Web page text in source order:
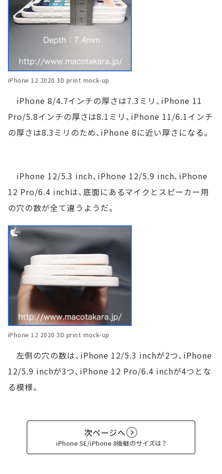
iPhone 12 2020 3D print mock-up
iPhone 8/4.7インチの厚さは7.3ミリ、iPhone 11
Pro/5.8インチの厚さは8.1ミリ、iPhone 11/6.1インチ
の厚さは8.3ミリのため、iPhone 8に近い厚さになる。
iPhone 12/5.3 inch、iPhone 12/5.9 inch、iPhone
12 Pro/6.4 inchは、底面にあるマイクとスピーカー用
の穴の数が全て違うようだ。
iPhone 12 2020 3D print mock-up
左側の穴の数は、iPhone 12/5.3 inchが2つ、iPhone
12/5.9 inchが3つ、iPhone 12 Pro/6.4 inchが4つとな
る模様。
次ページへ
iPhone SE/iPhone 8後継のサイズは？